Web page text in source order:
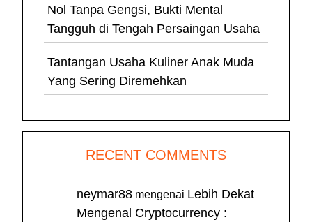
Nol Tanpa Gengsi, Bukti Mental
Tangguh di Tengah Persaingan Usaha
Tantangan Usaha Kuliner Anak Muda
Yang Sering Diremehkan
RECENT COMMENTS
neymar88 mengenai Lebih Dekat
Mengenal Cryptocurrency :